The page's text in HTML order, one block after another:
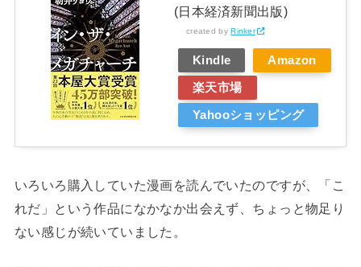
(日本経済新聞出版)
created byRinker
Kindle Amazon
楽天市場
Yahooショッピング
いろいろ購入していた漫画を読んでいたのですが、「こ
れだ」という作品になかなか出会えず、ちょっと物足り
ない感じが続いていました。